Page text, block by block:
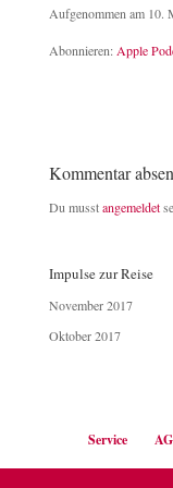
Apple
RSS FEED
TEILEN
Aufgenommen am 10.
Abonnieren: Apple
Kommentar
Du musstangemeldet
Impulse zur Reise
November 2017
Oktober 2017
Service